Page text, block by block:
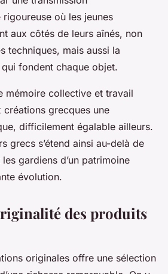
où les jeunes
aux côtés de leurs aînés, non
techniques, mais aussi la
qui fondent chaque objet.
mémoire collective et travail
créations grecques une
difficilement égalable ailleurs.
grecs s’étend ainsi au-delà de
gardiens d’un patrimoine
évolution.
des produits
originales offre une sélection